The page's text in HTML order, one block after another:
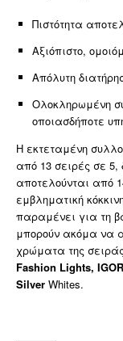
Πιστότητα
Αξιόπιστο,
Απόλυτη
Ολοκληρωμένη
οποιασδήποτε
Η εκτεταμένη
από 13 σειρές σε 5,
αποτελούνται από
εμβληματική
παραμένει για τη
μπορούν ακόμα να
χρώματα της
Fashion Lights,
Silver Whites.